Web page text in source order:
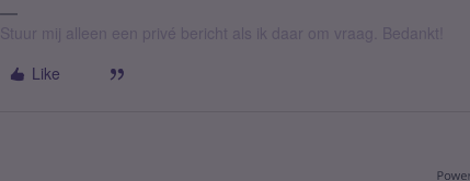
Stuur mij alleen een privé bericht als ik daar om vraag. Bedankt!
Like